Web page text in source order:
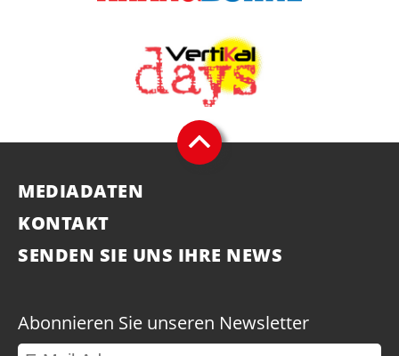
MEDIADATEN
KONTAKT
SENDEN SIE UNS IHRE NEWS
Abonnieren Sie unseren Newsletter